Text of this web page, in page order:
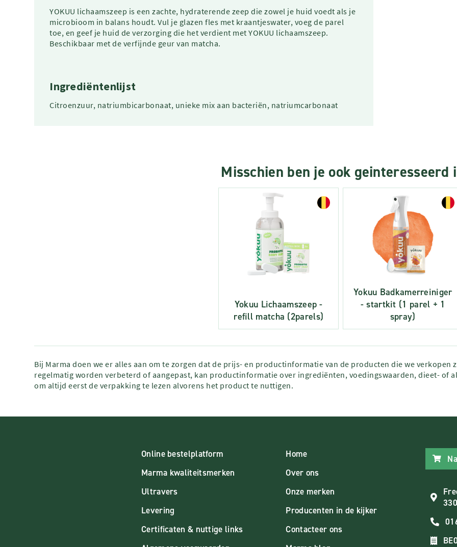
YOKUU lichaamszeep is een zachte, hydraterende zeep die zowel je huid voedt als je
microbioom in balans houdt. Vul je glazen fles met kraantjeswater, voeg de parel
toe, en geef je huid de verzorging die het verdient met YOKUU lichaamszeep.
Beschikbaar met de verfijnde geur van matcha.
Ingrediëntenlijst
Citroenzuur, natriumbicarbonaat, unieke mix aan bacteriën, natriumcarbonaat
Misschien ben je ook geinteresseerd
Yokuu Lichaamszeep -
refill matcha (2parels)
Yokuu Badkamerreiniger
- startkit (1 parel + 1
spray)
Bij Marma doen we er alles aan om te zorgen dat de prijs- en productinformatie van de producten die we
regelmatig worden verbeterd of aangepast, kan productinformatie over ingrediënten, voedingswaarden, dieet- of
om altijd eerst de verpakking te lezen alvorens het product te nuttigen.
Online bestelplatform
Marma kwaliteitsmerken
Ultravers
Levering
Certificaten & nuttige links
Home
Over ons
Onze merken
Producenten in de kijker
Contacteer ons